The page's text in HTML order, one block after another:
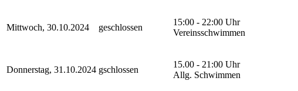
Mittwoch, 30.10.2024 geschlossen
15:00 - 22:00 Uhr
Vereinsschwimmen
Donnerstag, 31.10.2024 gschlossen
15.00 - 21:00 Uhr
Allg. Schwimmen